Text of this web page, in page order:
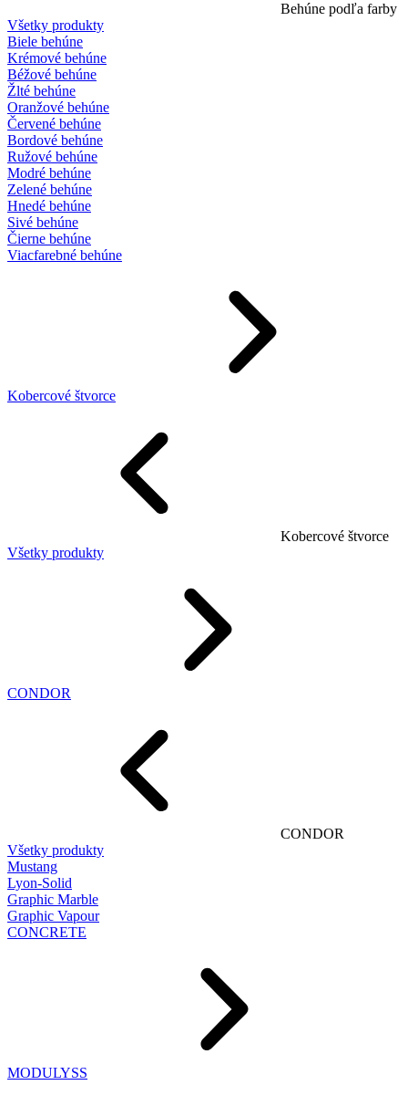
Behúne podľa farby
Všetky produkty
Biele behúne
Krémové behúne
Béžové behúne
Žlté behúne
Oranžové behúne
Červené behúne
Bordové behúne
Ružové behúne
Modré behúne
Zelené behúne
Hnedé behúne
Sivé behúne
Čierne behúne
Viacfarebné behúne
Kobercové štvorce
Kobercové štvorce
Všetky produkty
CONDOR
CONDOR
Všetky produkty
Mustang
Lyon-Solid
Graphic Marble
Graphic Vapour
CONCRETE
MODULYSS